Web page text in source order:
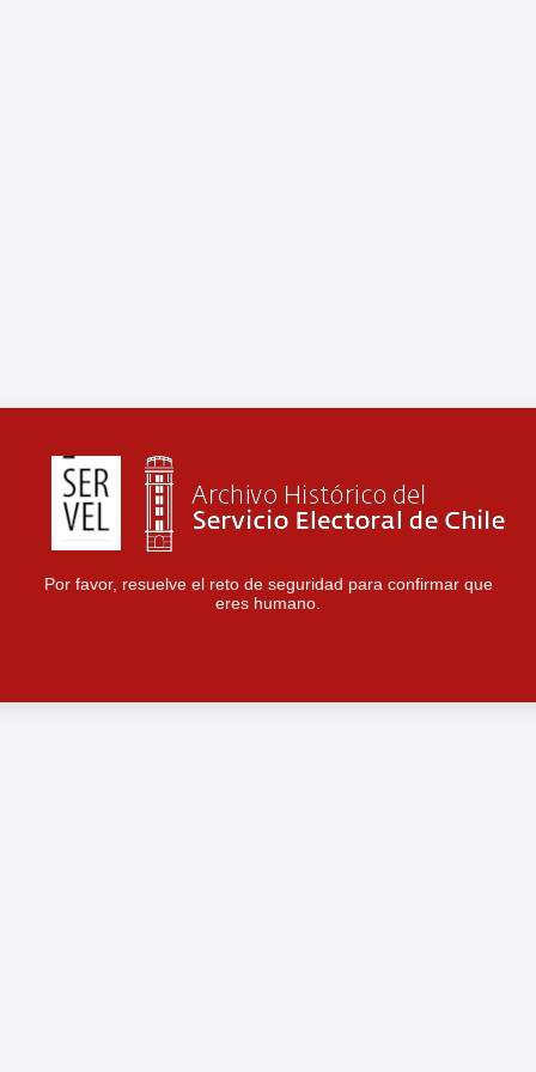
Por favor, resuelve el reto de seguridad para confirmar que
eres humano.